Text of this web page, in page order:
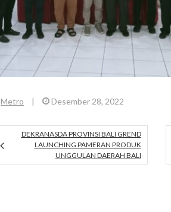
Metro | Desember 28, 2022
DEKRANASDA PROVINSI BALI GREND
LAUNCHING PAMERAN PRODUK
UNGGULAN DAERAH BALI